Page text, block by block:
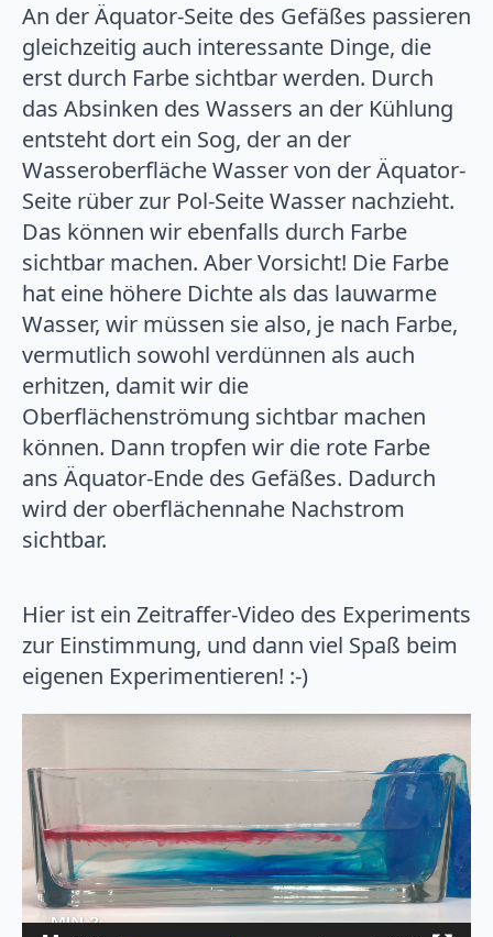
An der Äquator-Seite des Gefäßes passieren
gleichzeitig auch interessante Dinge, die
erst durch Farbe sichtbar werden. Durch
das Absinken des Wassers an der Kühlung
entsteht dort ein Sog, der an der
Wasseroberfläche Wasser von der Äquator-
Seite rüber zur Pol-Seite Wasser nachzieht.
Das können wir ebenfalls durch Farbe
sichtbar machen. Aber Vorsicht! Die Farbe
hat eine höhere Dichte als das lauwarme
Wasser, wir müssen sie also, je nach Farbe,
vermutlich sowohl verdünnen als auch
erhitzen, damit wir die
Oberflächenströmung sichtbar machen
können. Dann tropfen wir die rote Farbe
ans Äquator-Ende des Gefäßes. Dadurch
wird der oberflächennahe Nachstrom
sichtbar.
Hier ist ein Zeitraffer-Video des Experiments
zur Einstimmung, und dann viel Spaß beim
eigenen Experimentieren! :-)